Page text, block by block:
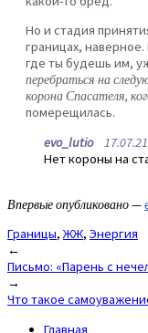
Но и стадия
границах,
где ты будешь им,
перебраться на
корона Спасателя,
померещилась.
evo_lutio17.07.21
Нет короны на
Впервые опубликовано —
Границы,ЖЖ, Энергия
Post
navigation
←
Письмо: «Парень с
→
Что такое
Главная